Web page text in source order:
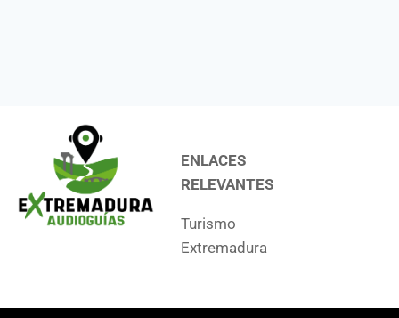
ENLACES
RELEVANTES
Turismo
Extremadura